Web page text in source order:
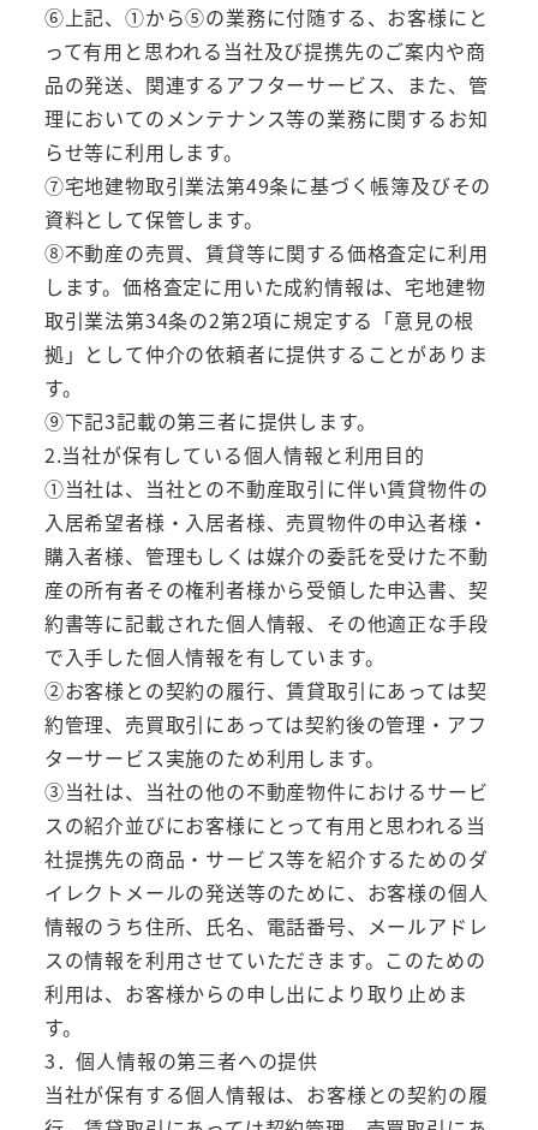
⑥上記、①から⑤の業務に付随する、お客様にと
って有用と思われる当社及び提携先のご案内や商
品の発送、関連するアフターサービス、また、管
理においてのメンテナンス等の業務に関するお知
らせ等に利用します。
⑦宅地建物取引業法第49条に基づく帳簿及びその
資料として保管します。
⑧不動産の売買、賃貸等に関する価格査定に利用
します。価格査定に用いた成約情報は、宅地建物
取引業法第34条の2第2項に規定する「意見の根
拠」として仲介の依頼者に提供することがありま
す。
⑨下記3記載の第三者に提供します。
2.当社が保有している個人情報と利用目的
①当社は、当社との不動産取引に伴い賃貸物件の
入居希望者様・入居者様、売買物件の申込者様・
購入者様、管理もしくは媒介の委託を受けた不動
産の所有者その権利者様から受領した申込書、契
約書等に記載された個人情報、その他適正な手段
で入手した個人情報を有しています。
②お客様との契約の履行、賃貸取引にあっては契
約管理、売買取引にあっては契約後の管理・アフ
ターサービス実施のため利用します。
③当社は、当社の他の不動産物件におけるサービ
スの紹介並びにお客様にとって有用と思われる当
社提携先の商品・サービス等を紹介するためのダ
イレクトメールの発送等のために、お客様の個人
情報のうち住所、氏名、電話番号、メールアドレ
スの情報を利用させていただきます。このための
利用は、お客様からの申し出により取り止めま
す。
3．個人情報の第三者への提供
当社が保有する個人情報は、お客様との契約の履